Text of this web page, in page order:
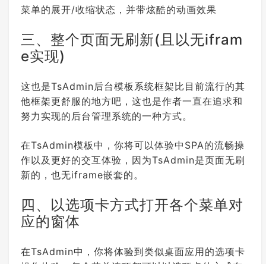
      {
"name": "10002*rolemanagement"
"uniqueNo": "10002rolemanagemen
t",
      {
"title": "权限管理[未实现]" ,
"name": "10003permissionmanagem
ent",
"uniqueNo": "10003permissionman
"children": []
    ]
  },
"name": "2report*settings",
"uniqueNo"
: "2*report*settings"
,
"expand"
"title": "表格报表管理[未实现]",
菜单的展开/收缩状态，并带炫酷的动画效果
三、整个页面无刷新(且以无ifram
e实现)
这也是TsAdmin后台模板系统框架比目前流行的其
他框架更舒服的地方吧，这也是作者一直在追求和
努力实现的后台管理系统的一种方式。
在TsAdmin模板中，你将可以体验中SPA的流畅操
作以及更好的交互体验，因为TsAdmin是页面无刷
新的，也无iframe嵌套的。
四、以选项卡方式打开各个菜单对
应的窗体
在TsAdmin中，你将体验到类似桌面应用的选项卡